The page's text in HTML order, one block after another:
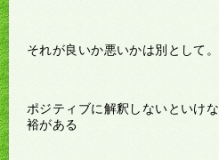
それが良いか悪いかは別として。
ポジティブに解釈しないといけ
裕がある